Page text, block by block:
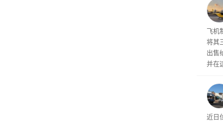
计划
芯
飞机
将其
出售
并在
布
近日